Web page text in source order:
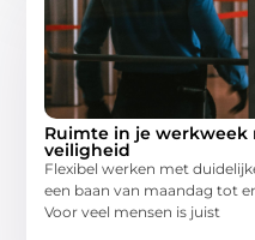
Ruimte in je werkweek
veiligheid
Flexibel werken met
een baan van maandag tot
Voor veel mensen is juist